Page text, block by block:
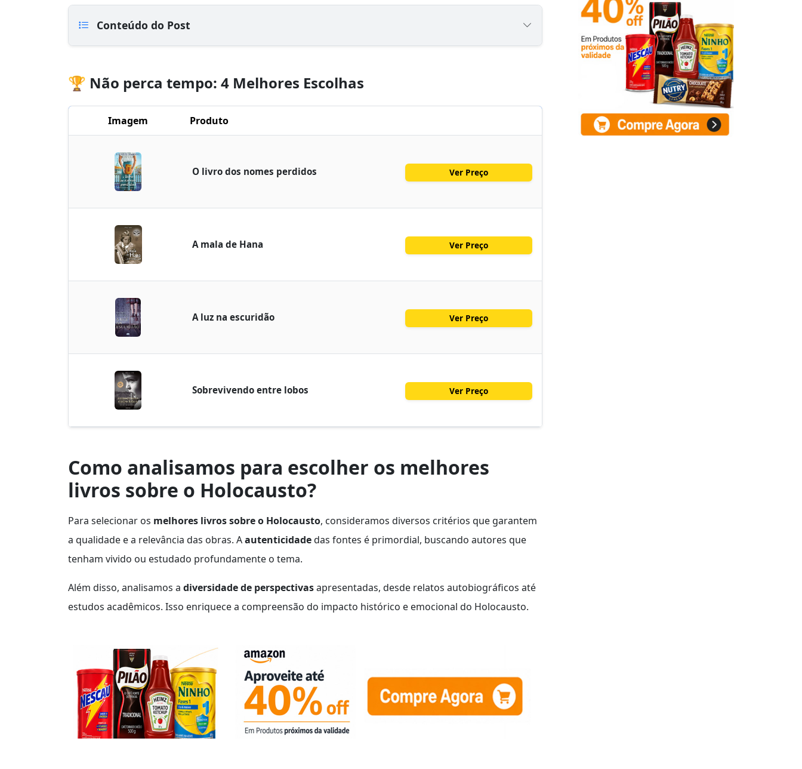
Conteúdo do Post
🏆 Não perca tempo: 4 Melhores Escolhas
Imagem Produto
O livro dos nomes perdidos Ver Preço
A mala de Hana Ver Preço
A luz na escuridão Ver Preço
Sobrevivendo entre lobos Ver Preço
Como analisamos para escolher os melhores
livros sobre o Holocausto?
Para selecionar os melhores livros sobre o Holocausto, consideramos diversos critérios que garantem
a qualidade e a relevância das obras. Aautenticidadedas fontes é primordial, buscando autores que
tenham vivido ou estudado profundamente o tema.
Além disso, analisamos a diversidade de perspectivasapresentadas, desde relatos autobiográficos até
estudos acadêmicos. Isso enriquece a compreensão do impacto histórico e emocional do Holocausto.